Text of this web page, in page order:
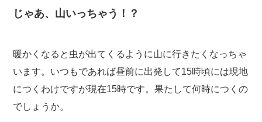
じゃあ、山いっちゃう！？
暖かくなると虫が出てくるように山に行きたくなっちゃ
います。いつもであれば昼前に出発して15時頃には現地
につくわけですが現在15時です。果たして何時につくの
でしょうか。